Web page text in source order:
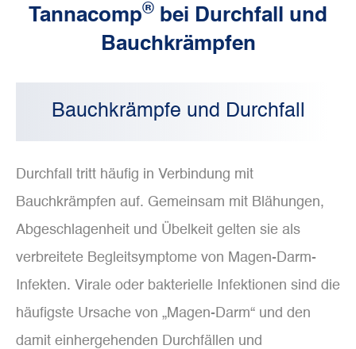
Tannacomp®
bei Durchfall und
Bauchkrämpfen
Bauchkrämpfe und Durchfall
Durchfall tritt häufig in Verbindung mit
Bauchkrämpfen auf. Gemeinsam mit Blähungen,
Abgeschlagenheit und Übelkeit gelten sie als
verbreitete Begleitsymptome von Magen-Darm-
Infekten. Virale oder bakterielle Infektionen sind die
häufigste Ursache von „Magen-Darm“ und den
damit einhergehenden Durchfällen und